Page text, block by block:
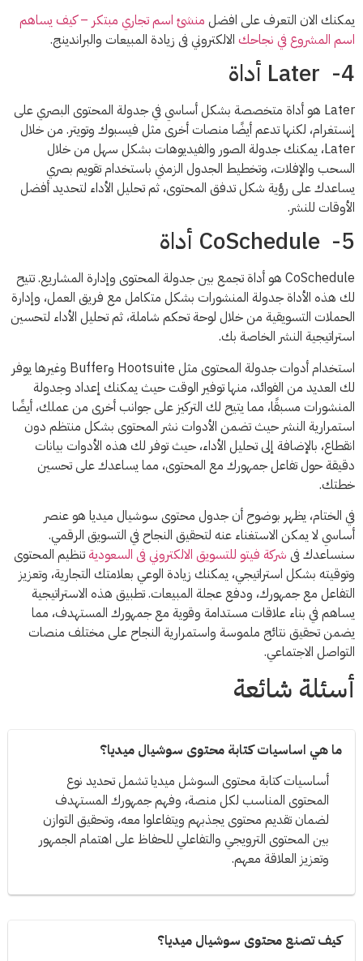
يمكنك الان التعرف على افضل منشئ اسم تجاري مبتكر – كيف يساهم
اسم المشروع في نجاحك الالكتروني فى زيادة المبيعات والبراندينج.
4- Later أداة
Later هو أداة متخصصة بشكل أساسي في جدولة المحتوى البصري على
إنستغرام، لكنها تدعم أيضًا منصات أخرى مثل فيسبوك وتويتر. من خلال
Later، يمكنك جدولة الصور والفيديوهات بشكل سهل من خلال
السحب والإفلات، وتخطيط الجدول الزمني باستخدام تقويم بصري
يساعدك على رؤية شكل تدفق المحتوى، ثم تحليل الأداء لتحديد أفضل
الأوقات للنشر.
5- CoSchedule أداة
CoSchedule هو أداة تجمع بين جدولة المحتوى وإدارة المشاريع. تتيح
لك هذه الأداة جدولة المنشورات بشكل متكامل مع فريق العمل، وإدارة
الحملات التسويقية من خلال لوحة تحكم شاملة، ثم تحليل الأداء لتحسين
استراتيجية النشر الخاصة بك.
استخدام أدوات جدولة المحتوى مثل Hootsuite وBuffer وغيرها يوفر
لك العديد من الفوائد، منها توفير الوقت حيث يمكنك إعداد وجدولة
المنشورات مسبقًا، مما يتيح لك التركيز على جوانب أخرى من عملك، أيضًا
استمرارية النشر حيث تضمن الأدوات نشر المحتوى بشكل منتظم دون
انقطاع، بالإضافة إلى تحليل الأداء، حيث توفر لك هذه الأدوات بيانات
دقيقة حول تفاعل جمهورك مع المحتوى، مما يساعدك على تحسين
خطتك.
في الختام، يظهر بوضوح أن جدول محتوى سوشيال ميديا هو عنصر
أساسي لا يمكن الاستغناء عنه لتحقيق النجاح في التسويق الرقمي.
سنساعدك فى شركة فيتو للتسويق الالكتروني فى السعودية تنظيم المحتوى
وتوقيته بشكل استراتيجي، يمكنك زيادة الوعي بعلامتك التجارية، وتعزيز
التفاعل مع جمهورك، ودفع عجلة المبيعات. تطبيق هذه الاستراتيجية
يساهم في بناء علاقات مستدامة وقوية مع جمهورك المستهدف، مما
يضمن تحقيق نتائج ملموسة واستمرارية النجاح على مختلف منصات
التواصل الاجتماعي.
أسئلة شائعة
ما هي اساسيات كتابة محتوى سوشيال ميديا؟
أساسيات كتابة محتوى السوشل ميديا تشمل تحديد نوع
المحتوى المناسب لكل منصة، وفهم جمهورك المستهدف
لضمان تقديم محتوى يجذبهم ويتفاعلوا معه، وتحقيق التوازن
بين المحتوى الترويجي والتفاعلي للحفاظ على اهتمام الجمهور
وتعزيز العلاقة معهم.
كيف تصنع محتوى سوشيال ميديا؟